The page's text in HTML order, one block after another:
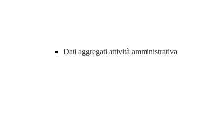
Dati aggregati attività amministrativa